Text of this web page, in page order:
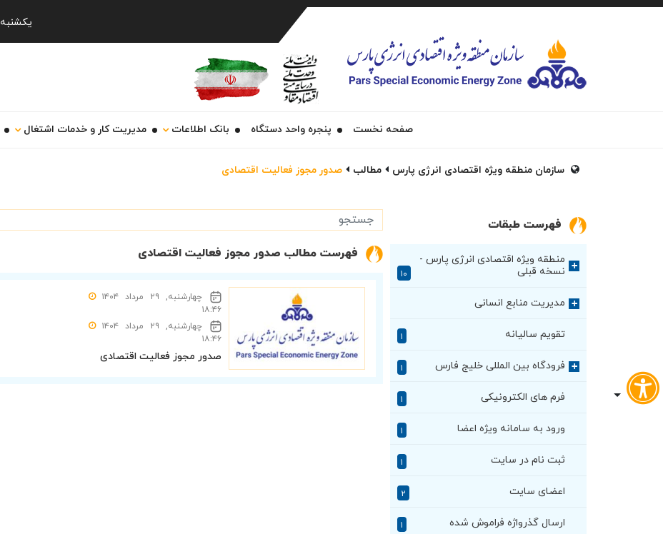
Ru
یکشنبه ۱۸ مرداد ۱۴۰۵
صفحه نخست پنجره واحد دستگاه بانک اطلاعات مدیریت کار و خدمات اشتغال
سازمان منطقه ویژه اقتصادی انرژی پارس مطالب صدور مجوز فعالیت اقتصادی
فهرست مطالب صدور مجوز فعالیت اقتصادی
چهارشنبه, ۲۹ مرداد ۱۴۰۴
۱۸:۴۶
چهارشنبه, ۲۹ مرداد ۱۴۰۴
۱۸:۴۶
صدور مجوز فعالیت اقتصادی
فهرست طبقات
+
منطقه ویژه اقتصادی انرژی پارس -
نسخه قبلی
۱۰
+ مدیریت منابع انسانی
تقویم سالیانه ۱
+ فرودگاه بین المللی خلیج فارس ۱
فرم های الکترونیکی ۱
ورود به سامانه ویژه اعضا ۱
ثبت نام در سایت ۱
اعضای سایت ۲
ارسال گذرواژه فراموش شده ۱